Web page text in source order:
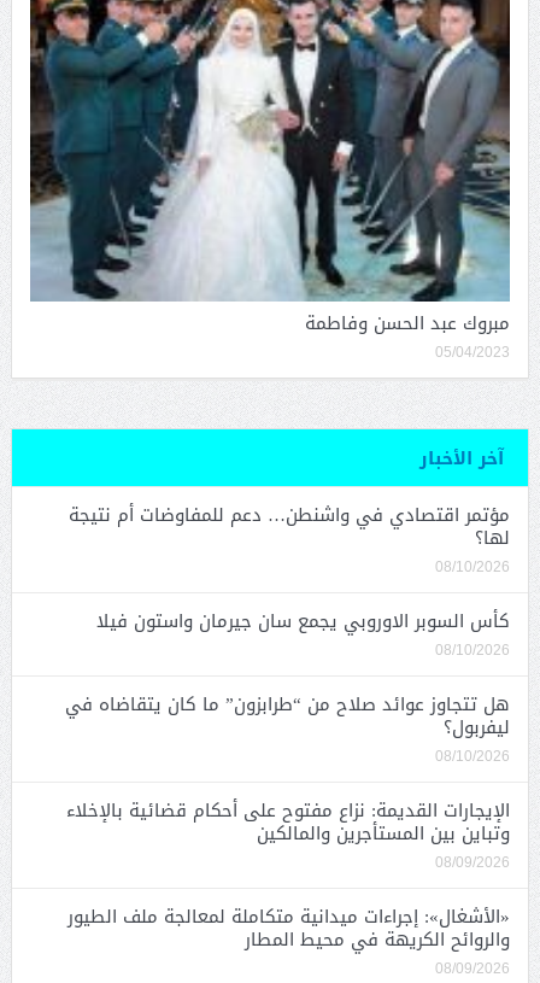
مبروك عبد الحسن وفاطمة
05/04/2023
آخر الأخبار
مؤتمر اقتصادي في واشنطن… دعم للمفاوضات أم نتيجة
لها؟
08/10/2026
كأس السوبر الاوروبي يجمع سان جيرمان واستون فيلا
08/10/2026
هل تتجاوز عوائد صلاح من “طرابزون” ما كان يتقاضاه في
ليفربول؟
08/10/2026
الإيجارات القديمة: نزاع مفتوح على أحكام قضائية بالإخلاء
وتباين بين المستأجرين والمالكين
08/09/2026
«الأشغال»: إجراءات ميدانية متكاملة لمعالجة ملف الطيور
والروائح الكريهة في محيط المطار
08/09/2026